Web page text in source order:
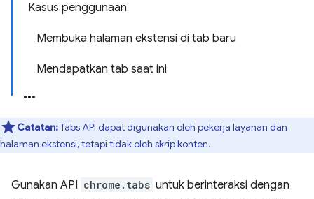
Kasus penggunaan
Membuka halaman ekstensi di tab baru
Mendapatkan tab saat ini
Catatan:Tabs API dapat digunakan oleh pekerja layanan dan
halaman ekstensi, tetapi tidak oleh skrip konten.
Gunakan API chrome.tabs untuk berinteraksi dengan